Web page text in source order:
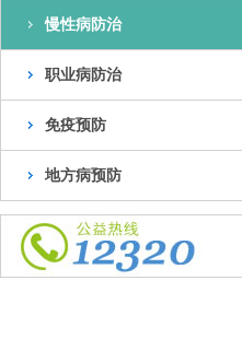
慢性病防治
职业病防治
免疫预防
地方病预防